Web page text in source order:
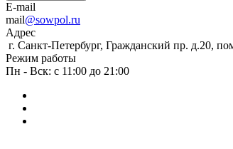
E-mail
mail@sowpol.ru
Адрес
г. Санкт-Петербург, Гражданский пр. д.20,
Режим работы
Пн - Вск: с 11:00 до 21:00